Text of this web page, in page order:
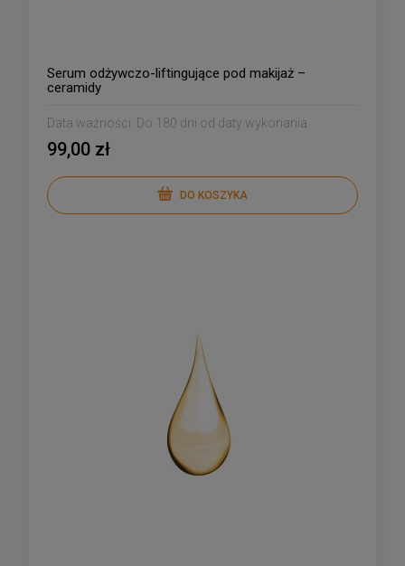
Serum odżywczo-liftingujące pod makijaż –
ceramidy
Data ważności: Do 180 dni od daty wykonania
99,00 zł
DO KOSZYKA